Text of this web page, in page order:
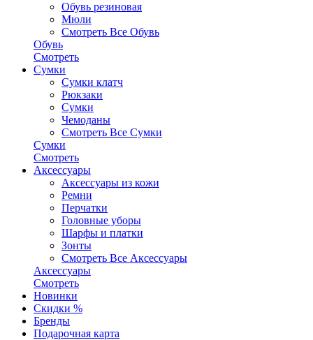
Обувь резиновая
Мюли
Смотреть Все Обувь
Обувь
Смотреть
Сумки
Сумки клатч
Рюкзаки
Сумки
Чемоданы
Смотреть Все Сумки
Сумки
Смотреть
Аксессуары
Аксессуары из кожи
Ремни
Перчатки
Головные уборы
Шарфы и платки
Зонты
Смотреть Все Аксессуары
Аксессуары
Смотреть
Новинки
Скидки %
Бренды
Подарочная карта